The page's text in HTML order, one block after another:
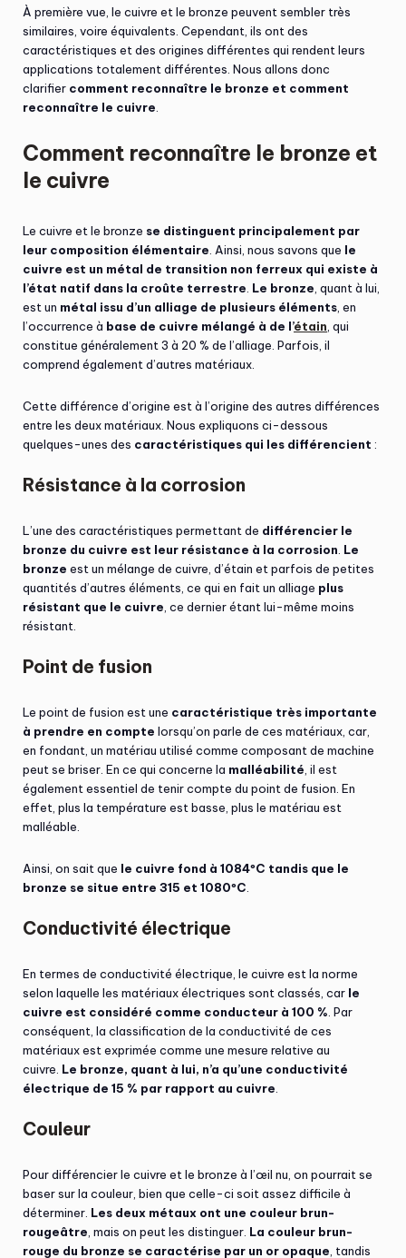
À première vue, le cuivre et le bronze peuvent sembler très
similaires, voire équivalents. Cependant, ils ont des
caractéristiques et des origines différentes qui rendent leurs
applications totalement différentes. Nous allons donc
clarifier comment reconnaître le bronze et comment
reconnaître le cuivre
Comment reconnaître le bronze et
le cuivre
Le cuivre et le bronze se distinguent principalement par
leur composition élémentaire . Ainsi, nous savons que le
cuivre est un métal de transition non ferreux qui existe à
l’état natif dans la croûte terrestre Le bronze , quant à lui,
est un métal issu d’un alliage de plusieurs éléments , en
l’occurrence à base de cuivre mélangé à de l’étain , qui
constitue généralement 3 à 20 % de l’alliage. Parfois, il
comprend également d’autres matériaux.
Cette différence d’origine est à l’origine des autres différences
entre les deux matériaux. Nous expliquons ci-dessous
quelques-unes des caractéristiques qui les différencient :
Résistance à la corrosion
L’une des caractéristiques permettant de différencier le
bronze du cuivre est leur résistance à la corrosion Le
bronze est un mélange de cuivre, d’étain et parfois de petites
quantités d’autres éléments, ce qui en fait un alliage plus
résistant que le cuivre , ce dernier étant lui-même moins
résistant.
Point de fusion
Le point de fusion est une caractéristique très importante
à prendre en compte lorsqu’on parle de ces matériaux, car,
en fondant, un matériau utilisé comme composant de machine
peut se briser. En ce qui concerne la malléabilité , il est
également essentiel de tenir compte du point de fusion. En
effet, plus la température est basse, plus le matériau est
malléable.
Ainsi, on sait que le cuivre fond à 1084ºC tandis que le
bronze se situe entre 315 et 1080ºC
Conductivité électrique
En termes de conductivité électrique, le cuivre est la norme
selon laquelle les matériaux électriques sont classés, car le
cuivre est considéré comme conducteur à 100 % . Par
conséquent, la classification de la conductivité de ces
matériaux est exprimée comme une mesure relative au
cuivre. Le bronze, quant à lui, n’a qu’une conductivité
électrique de 15 % par rapport au cuivre
Couleur
Pour différencier le cuivre et le bronze à l’œil nu, on pourrait se
baser sur la couleur, bien que celle-ci soit assez difficile à
déterminer. Les deux métaux ont une couleur brun-
rougeâtre , mais on peut les distinguer. La couleur brun-
rouge du bronze se caractérise par un or opaque , tandis